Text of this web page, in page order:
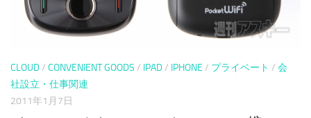
CLOUD/ CONVENIENT GOODS / IPAD/ IPHONE / プライベート / 会
社設立・仕事関連
2011年1月7日